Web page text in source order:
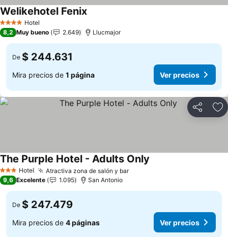
4 EstrellasHotel
Welikehotel FenixVer precios
8,2 Muy bueno 2.649 Llucmajor
De $ 244.631
Mira precios de 1 página Ver precios
Compartir
3 Estrellas
Hotel Atractiva zona de salón y barVer precios
The Purple Hotel - Adults Only
9,6 Excelente 1.095 San Antonio
De $ 247.479
Mira precios de 4 páginas Ver precios